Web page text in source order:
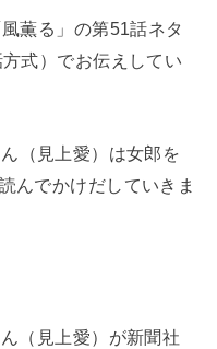
薫る」の第51話ネタ
式）でお伝えしてい
（見上愛）は女郎を
んでかけだしていきま
（見上愛）が新聞社